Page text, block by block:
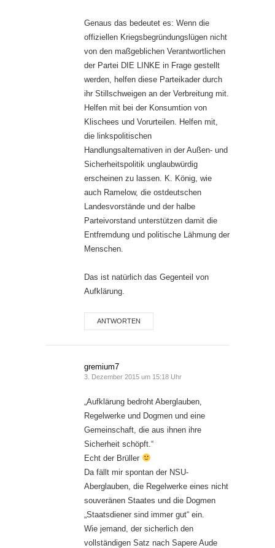
Genaus das bedeutet es: Wenn die
offiziellen Kriegsbegründungslügen nicht
von den maßgeblichen Verantwortlichen
der Partei DIE LINKE in Frage gestellt
werden, helfen diese Parteikader durch
ihr Stillschweigen an der Verbreitung mit.
Helfen mit bei der Konsumtion von
Klischees und Vorurteilen. Helfen mit,
die linkspolitischen
Handlungsalternativen in der Außen- und
Sicherheitspolitik unglaubwürdig
erscheinen zu lassen. K. König, wie
auch Ramelow, die ostdeutschen
Landesvorstände und der halbe
Parteivorstand unterstützen damit die
Entfremdung und politische Lähmung der
Menschen.
Das ist natürlich das Gegenteil von
Aufklärung.
ANTWORTEN
gremium7
3. Dezember 2015 um 15:18 Uhr
„Aufklärung bedroht Aberglauben,
Regelwerke und Dogmen und eine
Gemeinschaft, die aus ihnen ihre
Sicherheit schöpft.“
Echt der Brüller
Da fällt mir spontan der NSU-
Aberglauben, die Regelwerke eines nicht
souveränen Staates und die Dogmen
„Staatsdiener sind immer gut“ ein.
Wie jemand, der sicherlich den
vollständigen Satz nach Sapere Aude